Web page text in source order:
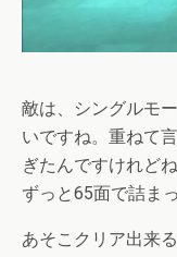
敵は、シングルモ
いですね。重ねて
ぎたんですけれど
ずっと65面で詰ま
あそこクリア出来